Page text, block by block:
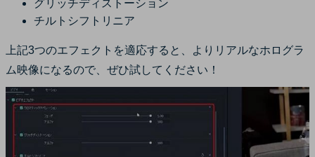
グリッチディストーション
チルトシフトリニア
上記3つのエフェクトを適応すると、よりリアルなホログラ
ム映像になるので、ぜひ試してください！